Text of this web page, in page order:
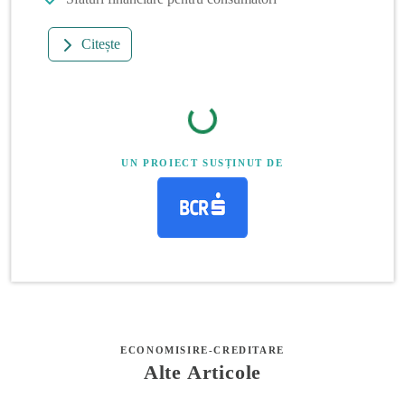
Citește
UN PROIECT SUSȚINUT DE
ECONOMISIRE-CREDITARE
Alte Articole